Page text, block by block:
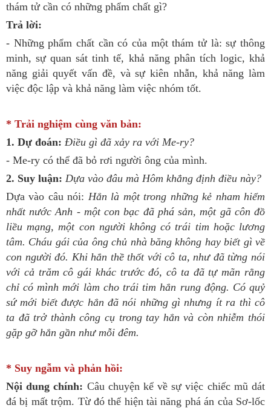
thám tử cần có những phẩm chất gì?
Trả lời:
- Những phẩm chất cần có của một thám tử là: sự thông
minh, sự quan sát tinh tế, khả năng phân tích logic, khả
năng giải quyết vấn đề, và sự kiên nhẫn, khả năng làm
việc độc lập và khả năng làm việc nhóm tốt.
* Trải nghiệm cùng văn bản:
1. Dự đoán: Điều gì đã xảy ra với Me-ry?
- Me-ry có thể đã bỏ rơi người ông của mình.
2. Suy luận: Dựa vào đâu mà Hôm khẳng định điều này?
Dựa vào câu nói: Hắn là một trong những kẻ nham hiểm
nhất nước Anh - một con bạc đã phá sản, một gã côn đồ
liều mạng, một con người không có trái tim hoặc lương
tâm. Cháu gái của ông chủ nhà băng không hay biết gì về
con người đó. Khi hắn thề thốt với cô ta, như đã từng nói
với cả trăm cô gái khác trước đó, cô ta đã tự mãn rằng
chỉ có mình mới làm cho trái tim hắn rung động. Có quỷ
sứ mới biết được hắn đã nói những gì nhưng ít ra thì cô
ta đã trở thành công cụ trong tay hắn và còn nhiễm thói
gặp gỡ hắn gần như mỗi đêm.
* Suy ngẫm và phản hồi:
Nội dung chính: Câu chuyện kể về sự việc chiếc mũ dát
đá bị mất trộm. Từ đó thể hiện tài năng phá án của Sơ-lốc